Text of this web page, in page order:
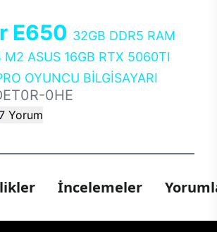
E650 32GB DDR5 RAM
ASUS 16GB RTX 5060TI
OYUNCU BİLGİSAYARI
0HE
Yorum
İncelemeler